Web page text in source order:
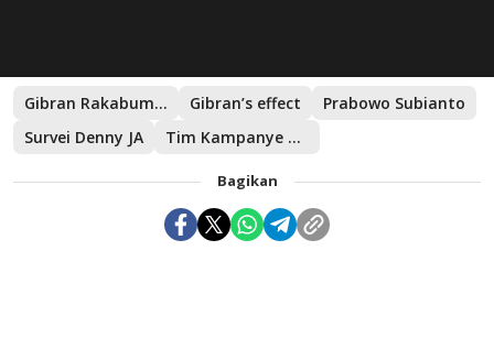
Gibran Rakabuming Raka Gibran’s effect
Prabowo Subianto
Survei Denny JA
Tim Kampanye Nasional
Bagikan